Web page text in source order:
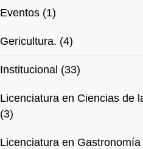
Eventos (1)
Gericultura. (4)
Institucional (33)
Licenciatura en Ciencias de
(3)
Licenciatura en Gastronomía